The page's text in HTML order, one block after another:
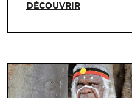
DÉCOUVRIR